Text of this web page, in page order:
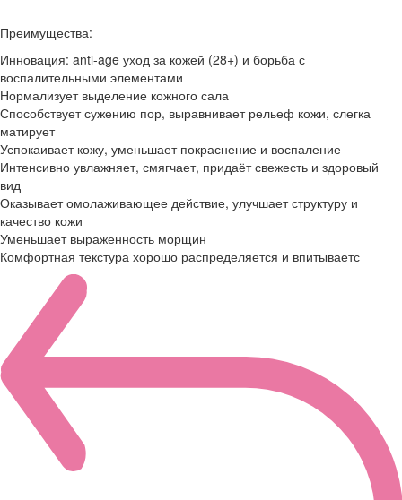
Преимущества:
Инновация: anti-age уход за кожей (28+) и борьба с
воспалительными элементами
Нормализует выделение кожного сала
Способствует сужению пор, выравнивает рельеф кожи, слегка
матирует
Успокаивает кожу, уменьшает покраснение и воспаление
Интенсивно увлажняет, смягчает, придаёт свежесть и здоровый
вид
Оказывает омолаживающее действие, улучшает структуру и
качество кожи
Уменьшает выраженность морщин
Комфортная текстура хорошо распределяется и впитываетс